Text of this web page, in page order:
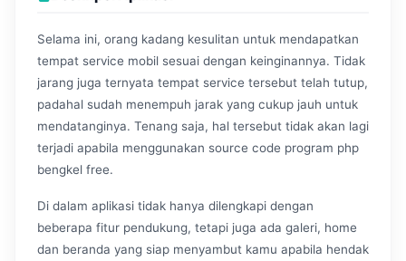
Selama ini, orang kadang kesulitan untuk mendapatkan
tempat service mobil sesuai dengan keinginannya. Tidak
jarang juga ternyata tempat service tersebut telah tutup,
padahal sudah menempuh jarak yang cukup jauh untuk
mendatanginya. Tenang saja, hal tersebut tidak akan lagi
terjadi apabila menggunakan source code program php
bengkel free.
Di dalam aplikasi tidak hanya dilengkapi dengan
beberapa fitur pendukung, tetapi juga ada galeri, home
dan beranda yang siap menyambut kamu apabila hendak